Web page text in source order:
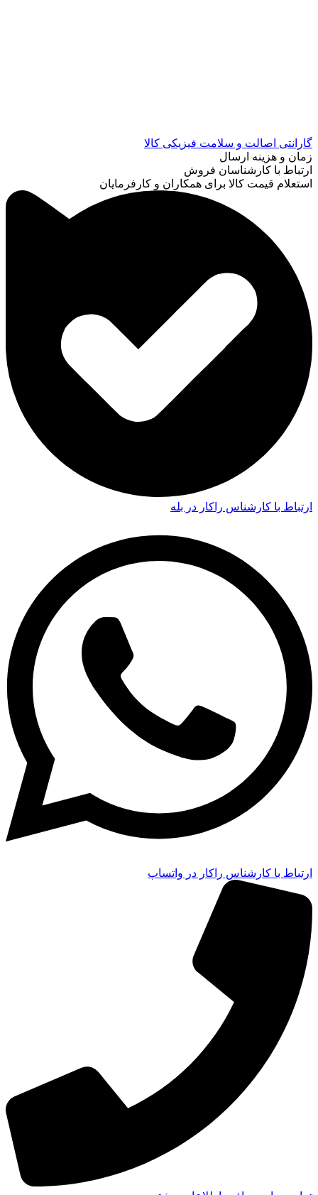
گارانتی اصالت و سلامت فیزیکی کالا
زمان و هزینه ارسال
ارتباط با کارشناسان فروش
استعلام قیمت کالا برای همکاران و کارفرمایان
ارتباط با کارشناس راکار در بله
ارتباط با کارشناس راکار در واتساپ